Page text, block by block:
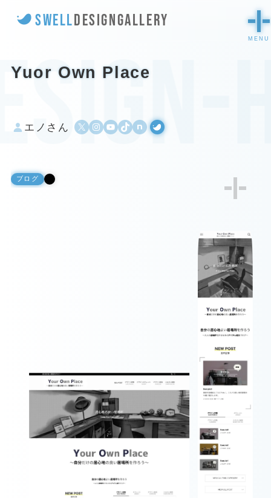
SWELLDESIGNGALLERY
Yuor Own Place
エノさん X Instagram
YouTube
TikTok
500pxWordPress
ブログ